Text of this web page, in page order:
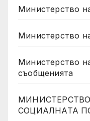
Министерство
Министерство
Министерство
съобщенията
СОЦИАЛНАТА